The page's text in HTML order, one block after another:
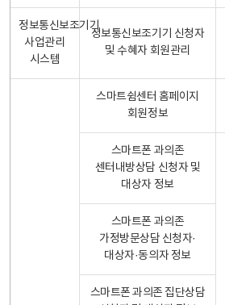
정보통신보조기기
사업관리
시스템
정보통신보조기기 신청자
및 수혜자 회원관리
스마트쉼센터 홈페이지
회원정보
스마트폰 과의존
센터내방상담 신청자 및
대상자 정보
스마트폰 과의존
가정방문상담 신청자·
대상자·동의자 정보
스마트폰 과의존 집단상담